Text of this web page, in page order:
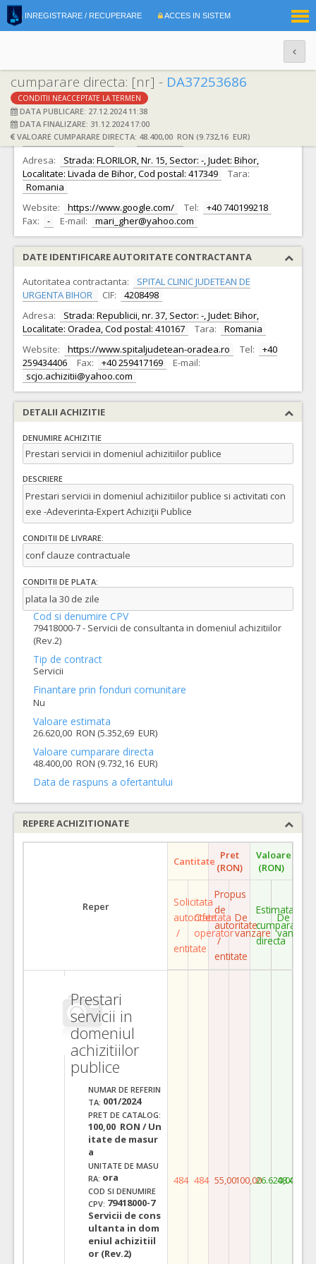
INREGISTRARE / RECUPERARE ACCES IN SISTEM
cumparare directa: [nr] - DA37253686
CONDITII NEACCEPTATE LA TERMEN
DATA PUBLICARE: 27.12.2024 11:38
DATA FINALIZARE: 31.12.2024 17:00
VALOARE CUMPARARE DIRECTA: 48.400,00 RON (9.732,16 EUR)
DATE IDENTIFICARE OFERTANT
Ofertant: P.F.A. GHERGHEL MARIANA-DANA PERSOANA
FIZICA AUTORIZATA -
CIF: 50221741
Adresa:
Strada: FLORILOR, Nr. 15, Sector: -, Judet: Bihor,
Localitate: Livada de Bihor, Cod postal: 417349
Tara:
Romania
Website:
https://www.google.com/ Tel:
+40 740199218
Fax:
- E-mail: mari_gher@yahoo.com
DATE IDENTIFICARE AUTORITATE CONTRACTANTA
Autoritatea contractanta:
SPITAL CLINIC JUDETEAN DE
URGENTA BIHOR
CIF:
4208498
Adresa:
Strada: Republicii, nr. 37, Sector: -, Judet: Bihor,
Localitate: Oradea, Cod postal: 410167
Tara:
Romania
Website:
https://www.spitaljudetean-oradea.ro Tel:
+40
259434406
Fax: +40 259417169
E-mail:
scjo.achizitii@yahoo.com
DETALII ACHIZITIE
DENUMIRE ACHIZITIE
Prestari servicii in domeniul achizitiilor publice
DESCRIERE
Prestari servicii in domeniul achizitiilor publice si activitati con
exe -Adeverinta-Expert Achiziţii Publice
CONDITII DE LIVRARE:
conf clauze contractuale
CONDITII DE PLATA:
plata la 30 de zile
Cod si denumire CPV
79418000-7 - Servicii de consultanta in domeniul achizitiilor
(Rev.2)
Tip de contract
Servicii
Finantare prin fonduri comunitare
Nu
Valoare estimata
26.620,00 RON (5.352,69 EUR)
Valoare cumparare directa
48.400,00 RON (9.732,16 EUR)
Data de raspuns a ofertantului
REPERE ACHIZITIONATE
Reper
Cantitate Pret
(RON)
Valoare
(RON)
Solicitata
autoritate
/
entitate
Ofertata
operator
Propus
de
autoritate
/
entitate
De
vanzare
Estimata
cumparare
directa
De
vanzare
Prestari
servicii in
domeniul
achizitiilor
publice
NUMAR DE REFERIN
TA: 001/2024
PRET DE CATALOG:
100,00 RON / Un
itate de masur
a
UNITATE DE MASU
RA: ora
COD SI DENUMIRE
CPV: 79418000-7
Servicii de cons
ultanta in dom
eniul achizitiil
or (Rev.2)
484 484 55,00100,0026.620,00